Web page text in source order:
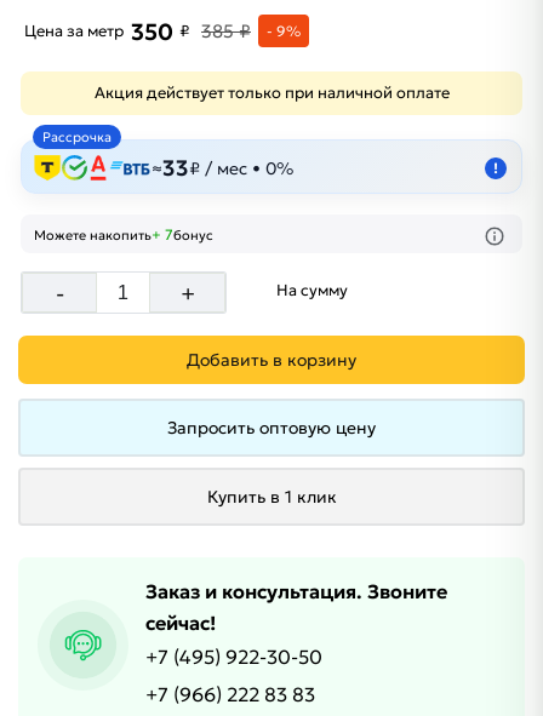
Цена за метр 350 ₽ 385 ₽ - 9%
Акция действует только при наличной оплате
Рассрочка
≈33₽ / мес • 0% !
Можете накопить+ 7бонус
- + На сумму
Добавить в корзину
Запросить оптовую цену
Купить в 1 клик
Заказ и консультация. Звоните
сейчас!
+7 (495) 922-30-50
+7 (966) 222 83 83